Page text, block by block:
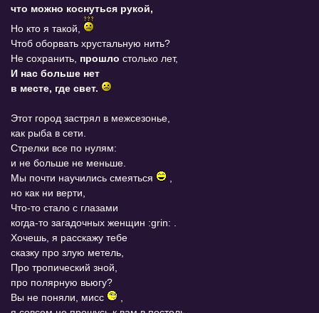
что можно коснуться рукой,
Но кто я такой,
Чтоб оборвать хрустальную нить?
Не сохранить, прошло столько лет,
И нас больше нет
в месте, где свет.
Этот город застрял в межсезонье,
как рыба в сети.
Стрелки все по нулям:
и не больше не меньше.
Мы почти научились смеяться
но как ни верти,
Что-то стало с глазами
когда-то загадочных женщин :grin: .
Хочешь, я расскажу тебе
сказку про злую метель,
Про тропический зной,
про полярную вьюгу?
Вы не поняли, мисс